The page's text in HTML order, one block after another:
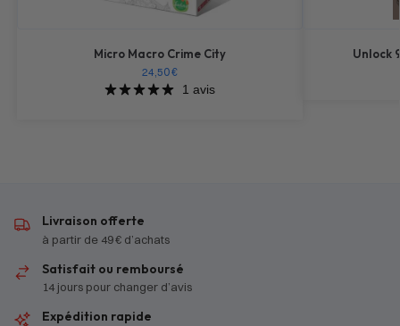
Micro Macro Crime City
24,50€
1 avis
Unlock
Livraison offerte
à partir de 49 € d’achats
Satisfait ou remboursé
14 jours pour changer d’avis
Expédition rapide